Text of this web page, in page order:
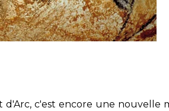
c'est encore une nouvelle